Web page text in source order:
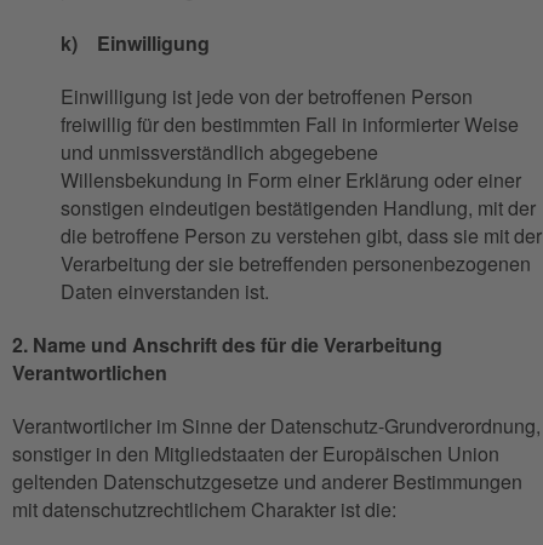
k) Einwilligung
Einwilligung ist jede von der betroffenen Person
freiwillig für den bestimmten Fall in informierter Weise
und unmissverständlich abgegebene
Willensbekundung in Form einer Erklärung oder einer
sonstigen eindeutigen bestätigenden Handlung, mit der
die betroffene Person zu verstehen gibt, dass sie mit der
Verarbeitung der sie betreffenden personenbezogenen
Daten einverstanden ist.
2. Name und Anschrift des für die Verarbeitung
Verantwortlichen
Verantwortlicher im Sinne der Datenschutz-Grundverordnung,
sonstiger in den Mitgliedstaaten der Europäischen Union
geltenden Datenschutzgesetze und anderer Bestimmungen
mit datenschutzrechtlichem Charakter ist die: